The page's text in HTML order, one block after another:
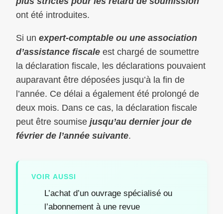
ont été introduites.
Si un expert-comptable ou une association
d’assistance fiscale est chargé de soumettre
la déclaration fiscale, les déclarations pouvaient
auparavant être déposées jusqu’à la fin de
l’année. Ce délai a également été prolongé de
deux mois. Dans ce cas, la déclaration fiscale
peut être soumise jusqu’au dernier jour de
février de l’année suivante.
VOIR AUSSI
L’achat d’un ouvrage spécialisé ou
l’abonnement à une revue